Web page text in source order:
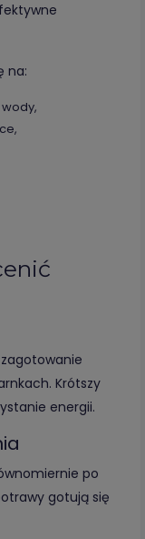
na:
Krótszy
energii.
po
gotują się